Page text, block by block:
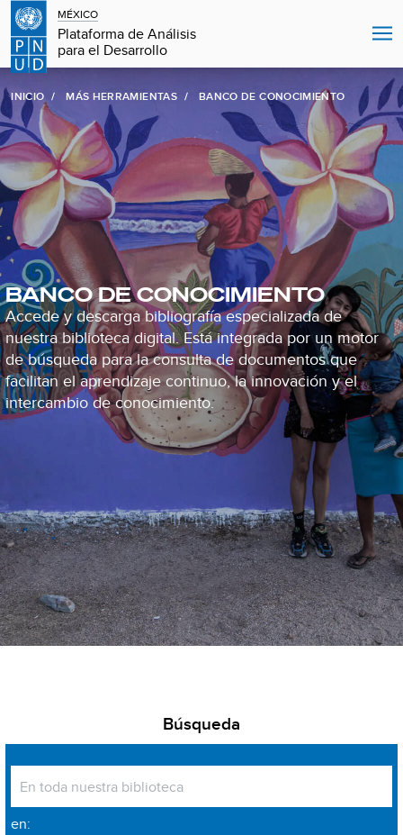
MÉXICO
Plataforma de Análisis
para el Desarrollo
INICIO MÁS HERRAMIENTAS BANCO DE CONOCIMIENTO
BANCO DE CONOCIMIENTO
Accede y descarga bibliografía especializada de
nuestra biblioteca digital. Está integrada por un motor
de búsqueda para la consulta de documentos que
facilitan el aprendizaje continuo, la innovación y el
intercambio de conocimiento.
Búsqueda
en: